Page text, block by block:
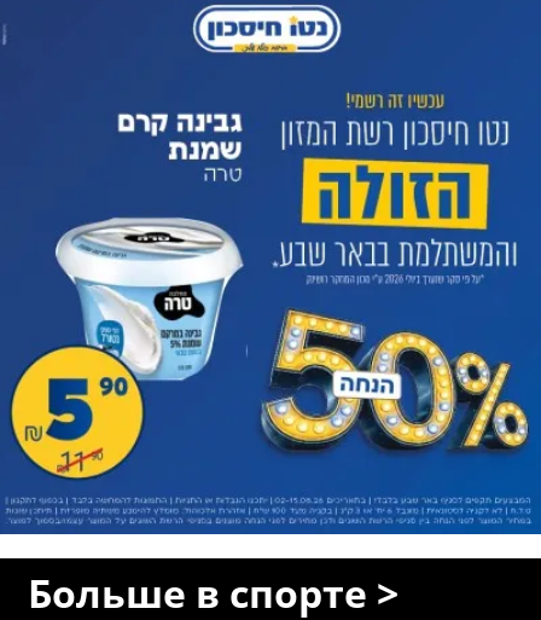
Больше в спорте >